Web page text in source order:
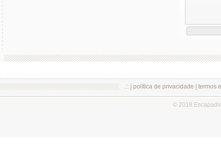
.:: | política de privacidade termos
© 2018